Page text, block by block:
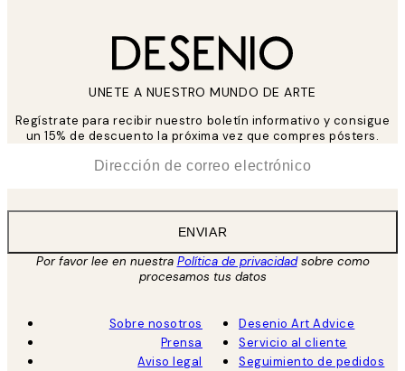
UNETE A NUESTRO MUNDO DE ARTE
Regístrate para recibir nuestro boletín informativo y consigue
un 15% de descuento la próxima vez que compres pósters.
ENVIAR
Por favor lee en nuestra Política de privacidadsobre como
procesamos tus datos
Sobre nosotros
Prensa
Aviso legal
Desenio Art Advice
Servicio al cliente
Seguimiento de pedidos